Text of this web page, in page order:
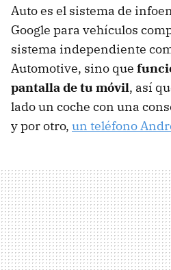
Auto es el sistema de
Google para vehículos
sistema independiente
Automotive, sino que
pantalla de tu móvil, así
lado un coche con una
y por otro, un teléfono